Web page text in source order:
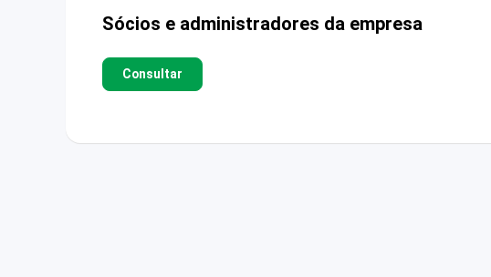
Sócios e administradores da empresa
Consultar